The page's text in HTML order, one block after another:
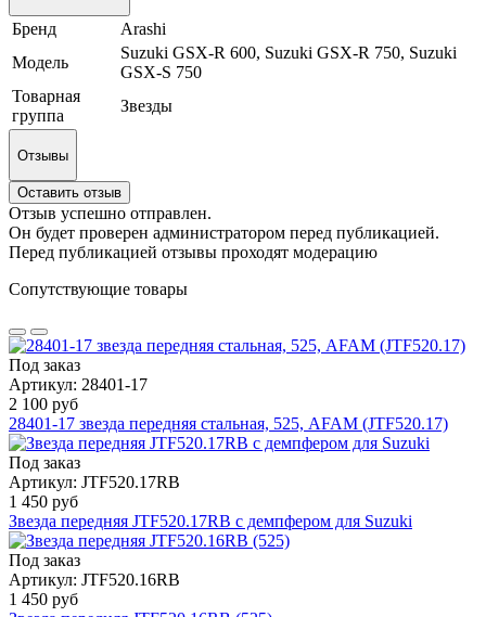
Бренд
Arashi
Модель
Suzuki GSX-R 600, Suzuki GSX-R 750, Suzuki
GSX-S 750
Товарная
группа
Звезды
Отзывы
Оставить отзыв
Отзыв успешно отправлен.
Он будет проверен администратором перед публикацией.
Перед публикацией отзывы проходят модерацию
Сопутствующие товары
Под заказ
Артикул: 28401-17
2 100 руб
28401-17 звезда передняя стальная, 525, AFAM (JTF520.17)
Под заказ
Артикул: JTF520.17RB
1 450 руб
Звезда передняя JTF520.17RB с демпфером для Suzuki
Под заказ
Артикул: JTF520.16RB
1 450 руб